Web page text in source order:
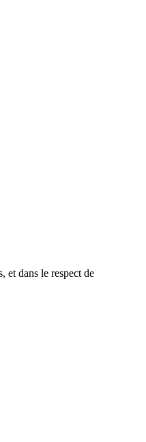
et dans le respect de